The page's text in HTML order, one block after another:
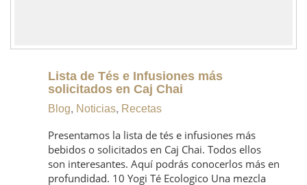
Lista de Tés e Infusiones más
solicitados en Caj Chai
Blog, Noticias, Recetas
Presentamos la lista de tés e infusiones más
bebidos o solicitados en Caj Chai. Todos ellos
son interesantes. Aquí podrás conocerlos más en
profundidad. 10 Yogi Té Ecologico Una mezcla